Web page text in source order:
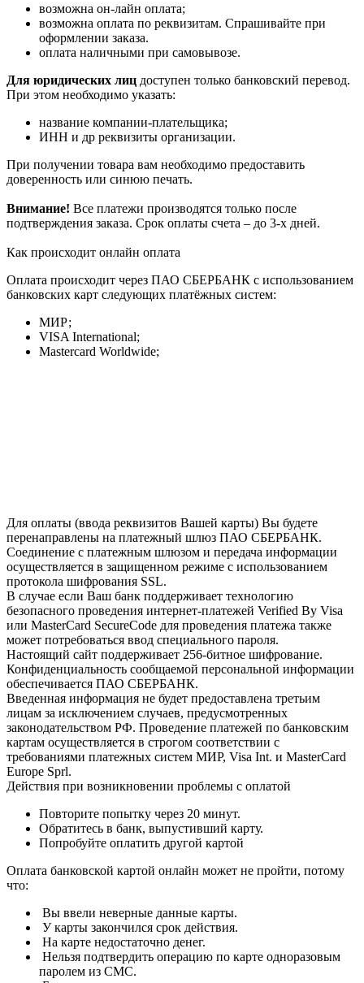
возможна он-лайн оплата;
возможна оплата по реквизитам. Спрашивайте при
оформлении заказа.
оплата наличными при самовывозе.
Для юридических лиц доступен только банковский перевод.
При этом необходимо указать:
название компании-плательщика;
ИНН и др реквизиты организации.
При получении товара вам необходимо предоставить
доверенность или синюю печать.
Внимание! Все платежи производятся только после
подтверждения заказа. Срок оплаты счета – до 3-х дней.
Как происходит онлайн оплата
Оплата происходит через ПАО СБЕРБАНК с использованием
банковских карт следующих платёжных систем:
МИР;
VISA International;
Mastercard Worldwide;
Для оплаты (ввода реквизитов Вашей карты) Вы будете
перенаправлены на платежный шлюз ПАО СБЕРБАНК.
Соединение с платежным шлюзом и передача информации
осуществляется в защищенном режиме с использованием
протокола шифрования SSL.
В случае если Ваш банк поддерживает технологию
безопасного проведения интернет-платежей Verified By Visa
или MasterCard SecureCode для проведения платежа также
может потребоваться ввод специального пароля.
Настоящий сайт поддерживает 256-битное шифрование.
Конфиденциальность сообщаемой персональной информации
обеспечивается ПАО СБЕРБАНК.
Введенная информация не будет предоставлена третьим
лицам за исключением случаев, предусмотренных
законодательством РФ. Проведение платежей по банковским
картам осуществляется в строгом соответствии с
требованиями платежных систем МИР, Visa Int. и MasterCard
Europe Sprl.
Действия при возникновении проблемы с оплатой
Повторите попытку через 20 минут.
Обратитесь в банк, выпустивший карту.
Попробуйте оплатить другой картой
Оплата банковской картой онлайн может не пройти, потому
что:
Вы ввели неверные данные карты.
У карты закончился срок действия.
На карте недостаточно денег.
Нельзя подтвердить операцию по карте одноразовым
паролем из СМС.